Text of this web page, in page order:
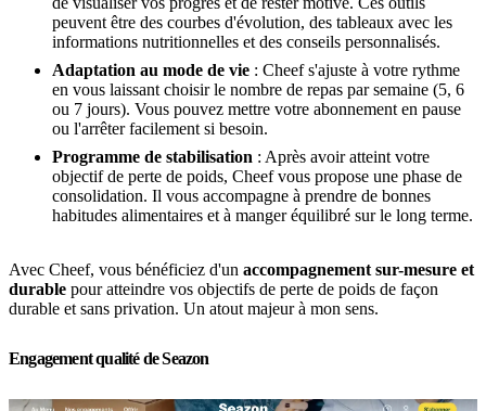
peuvent être des courbes d'évolution, des tableaux avec les
informations nutritionnelles et des conseils personnalisés.
Adaptation au mode de vie : Cheef s'ajuste à votre rythme
en vous laissant choisir le nombre de repas par semaine (5, 6
ou 7 jours). Vous pouvez mettre votre abonnement en pause
ou l'arrêter facilement si besoin.
Programme de stabilisation : Après avoir atteint votre
objectif de perte de poids, Cheef vous propose une phase de
consolidation. Il vous accompagne à prendre de bonnes
habitudes alimentaires et à manger équilibré sur le long terme.
Avec Cheef, vous bénéficiez d'un accompagnement sur-mesure et
durable pour atteindre vos objectifs de perte de poids de façon
durable et sans privation. Un atout majeur à mon sens.
Engagement qualité de Seazon